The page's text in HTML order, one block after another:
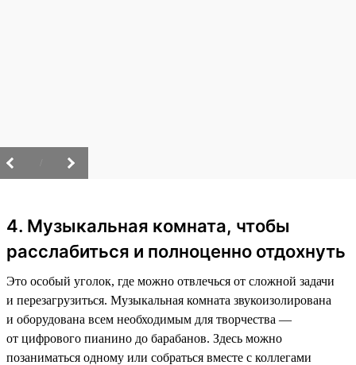
4. Музыкальная комната, чтобы
расслабиться и полноценно отдохнуть
Это особый уголок, где можно отвлечься от сложной задачи
и перезагрузиться. Музыкальная комната звукоизолирована
и оборудована всем необходимым для творчества —
от цифрового пианино до барабанов. Здесь можно
позаниматься одному или собраться вместе с коллегами